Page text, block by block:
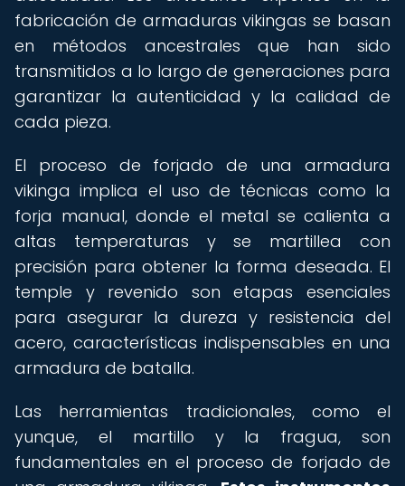
fabricación de armaduras vikingas se basan
en métodos ancestrales que han sido
transmitidos a lo largo de generaciones para
garantizar la autenticidad y la calidad de
cada pieza.
El proceso de forjado de una armadura
vikinga implica el uso de técnicas como la
forja manual, donde el metal se calienta a
altas temperaturas y se martillea con
precisión para obtener la forma deseada. El
temple y revenido son etapas esenciales
para asegurar la dureza y resistencia del
acero, características indispensables en una
armadura de batalla.
Las herramientas tradicionales, como el
yunque, el martillo y la fragua, son
fundamentales en el proceso de forjado de